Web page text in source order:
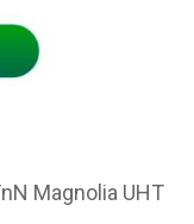
Magnolia UHT